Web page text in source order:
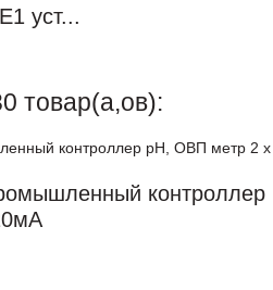
уст...
товар(а,ов):
контроллер